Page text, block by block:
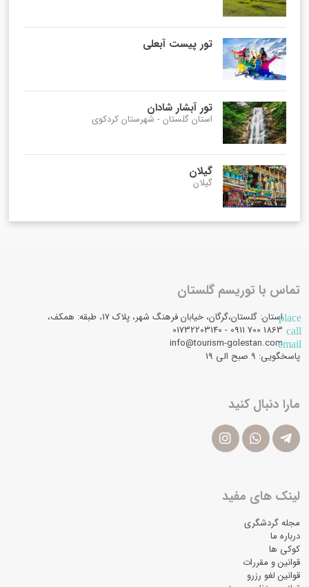
تور پیست آبعلی
تور آبشار شادان
استان گلستان - شهرستان کردکوی
گیلان
گیلان
تماس با توریسم گلستان
placeاستان: گلستان،گرگان، خیابان فرهنگ شهر، پلاک 17، طبقه: همکف،
call
email
info@tourism-golestan.com
پاسخگویی: ۹ صبح الی 19
مارا دنبال کنید
لینک های مفید
مجله گردشگری
درباره ما
کوکی ها
قوانین و مقررات
قوانین لغو رزرو